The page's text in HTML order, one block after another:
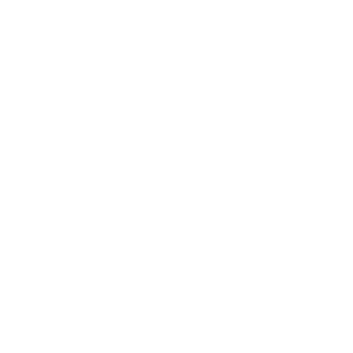
wir erneut einen
sehr schön und
der gut getarnt
wussten, wo wir zuerst
ein voller Erfolg,
Somit haben wir heute
Mal und sonnige
Absprache entschieden